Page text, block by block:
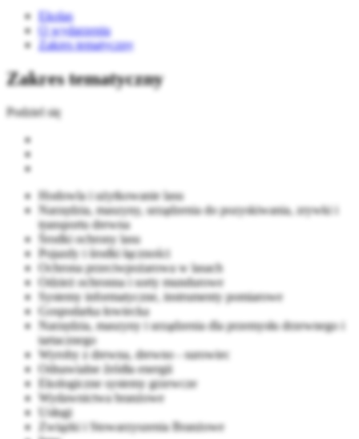
Ekolas
O wydarzeniu
Zakres tematyczny
Zakres tematyczny
Podziel się
Hodowla i użytkowanie lasu
Narzędzia, maszyny, urządzenia do pozyskiwania, zrywki i
transportu drewna
Środki ochrony lasu
Pojazdy i środki łączności
Ochrona przeciwpożarowa w lasach
Odzież ochronna i sorty mundurowe
Systemy informatyczne, instrumenty pomiarowe
Gospodarka łowiecka
Narzędzia, maszyny i urządzenia dla przemysłu drzewnego i
tartacznego
Wyroby z drewna, drewno - surowiec
Odnawialne źródła energii
Ekologiczne systemy grzewcze
Wydawnictwa branżowe
Usługi
Związki i Stowarzyszenia Branżowe